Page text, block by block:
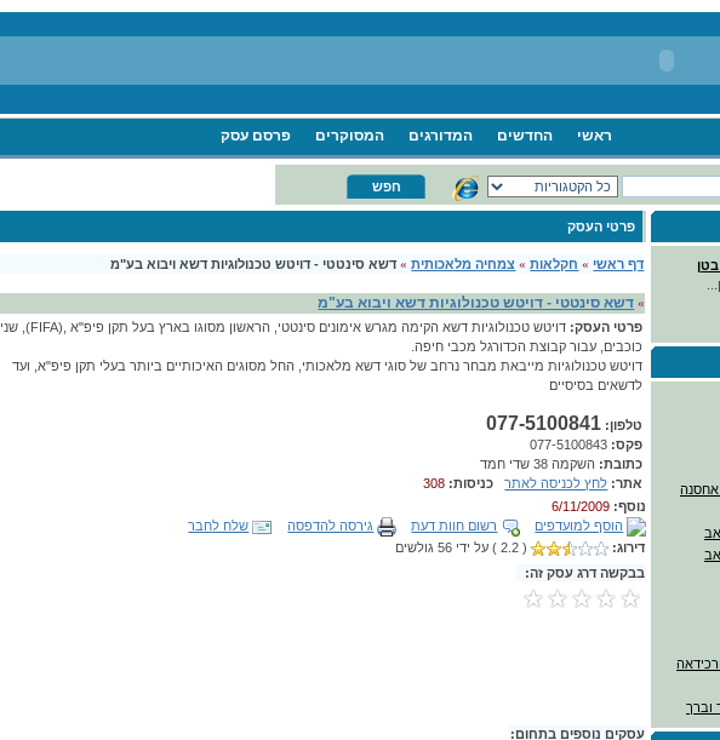
ראשי החדשים המדורגים המסוקרים פרסם עסק
פרטי העסק
דף ראשי » חקלאות » צמחיה מלאכותית » דשא סינטטי - דויטש טכנולוגיות דשא ויבוא בע"מ
» דשא סינטטי - דויטש טכנולוגיות דשא ויבוא בע"מ
פרטי העסק:
דויטש טכנולוגיות דשא הקימה מגרש אימונים סינטטי, הראשון מסוגו בארץ בעל תקן פיפ"א ,(FIFA), שני
כוכבים, עבור קבוצת הכדורגל מכבי חיפה.
דויטש טכנולוגיות מייבאת מבחר נרחב של סוגי דשא מלאכותי, החל מסוגים האיכותיים ביותר בעלי תקן פיפ"א, ועד
לדשאים בסיסיים
טלפון: 077-5100841
פקס: 077-5100843
כתובת: השקמה 38 שדי חמד
אתר: לחץ לכניסה לאתר כניסות: 308
נוסף: 6/11/2009
הוסף למועדפים
רשום חוות דעת גירסה להדפסה
שלח לחבר
דירוג:
( 2.2 ) על ידי 56 גולשים
בבקשה דרג עסק זה:
עסקים נוספים בתחום:
וברך